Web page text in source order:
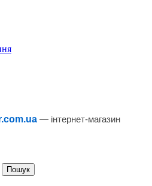
— інтернет-магазин
Пошук